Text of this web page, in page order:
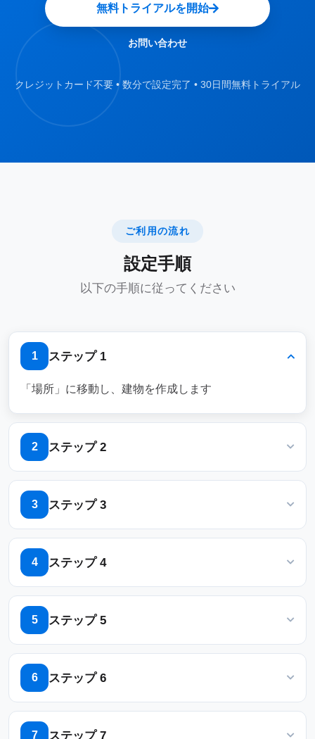
の場合、ユーザーは定期的な予約をスケジ
ュールできます。システムは競合を自動的
に管理し、特定の時間または部屋が利用で
きない場合は代替オプションを提供しま
がトリガーされるため、リソースが他のユ
が発生した場合は、代替リソースまたはタ
先度レベルを設定できます。
ルールベースの予約管理者は、アクセスを
制御するルールを設定できます。
部門、チーム、または個々の役割ごとに予
約を制限します。
を制限します。
事前定義された基準に基づいてリクエ
ストを自動的に承認または拒否しま
す。
カレンダーシステムとの統合
べての予約がプラットフォーム間で同期さ
れ、従業員に統一されたスケジュールが提
無料トライアルを開始
お問い合わせ
クレジットカード不要 • 数分で設定完了 • 30日間無料トライアル
ご利用の流れ
設定手順
以下の手順に従ってください
1 ステップ 1
「場所」に移動し、建物を作成します
2 ステップ 2
名前、国または地域、住所、場所をGoogleマップに入
力
3 ステップ 3
建物のフロアを追加/編集する
4 ステップ 4
「マップ」に移動し、「マップエディター」をクリッ
クして、フロアプランをフロアにインポート/作成しま
す
5 ステップ 5
「ルーム」、「デスク」、「備品」、「その他のリソ
ース」に移動して、リソースを作成/編集します
6 ステップ 6
リソースを編集し、容量、場所、位置、およびその他
の必要な設定を設定します
7 ステップ 7